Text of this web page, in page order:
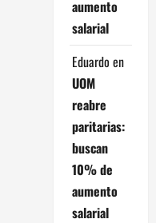
aumento
salarial
Eduardo en
UOM
reabre
paritarias:
buscan
10% de
aumento
salarial